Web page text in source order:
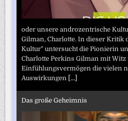
oder unsere androzentrische
Gilman, Charlotte. In dieser Kritik
Kultur" untersucht die Pionierin
Charlotte Perkins Gilman mit Witz
Einfühlungsvermögen die vielen
Auswirkungen [...]
Das große Geheimnis